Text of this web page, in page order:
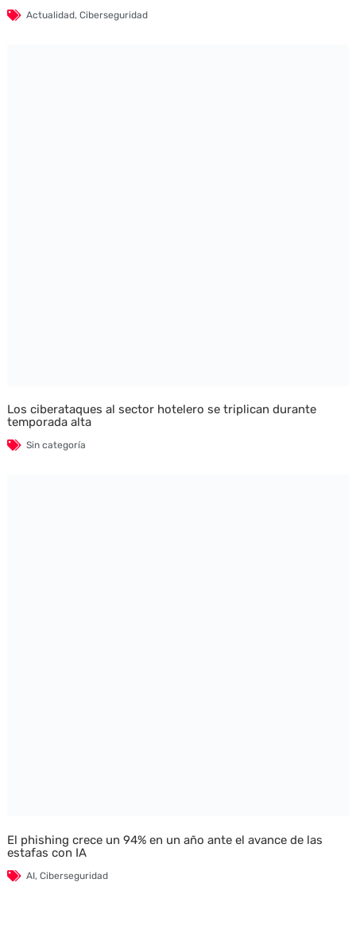
Actualidad, Ciberseguridad
Los ciberataques al sector hotelero se triplican durante
temporada alta
Sin categoría
El phishing crece un 94% en un año ante el avance de las
estafas con IA
AI, Ciberseguridad